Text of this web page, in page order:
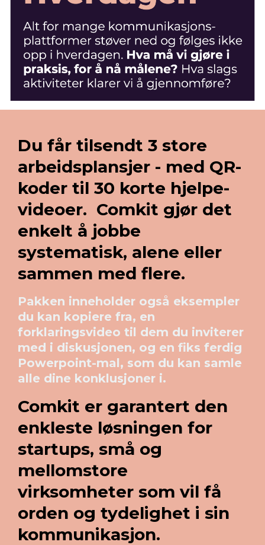
Du får tilsendt 3 store
arbeidsplansjer - med QR-
koder til 30 korte hjelpe-
videoer. Comkit gjør det
enkelt å jobbe
systematisk, alene eller
sammen med flere.
Pakken inneholder også eksempler
du kan kopiere fra, en
forklaringsvideo til dem du inviterer
med i diskusjonen, og en fiks ferdig
Powerpoint-mal, som du kan samle
alle dine konklusjoner i.
Comkit er garantert den
enkleste løsningen for
startups, små og
mellomstore
virksomheter som vil få
orden og tydelighet i sin
kommunikasjon.